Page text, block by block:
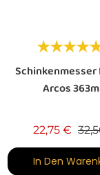
Schinkenmesser
Arcos
22,75 €
In Den